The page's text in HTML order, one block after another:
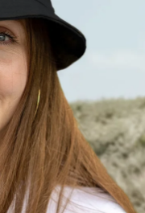
hendes navn, et
lige i hendes hjerte.
kærlighed i